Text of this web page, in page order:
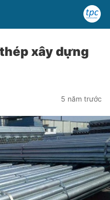
xây dựng
5 năm trước